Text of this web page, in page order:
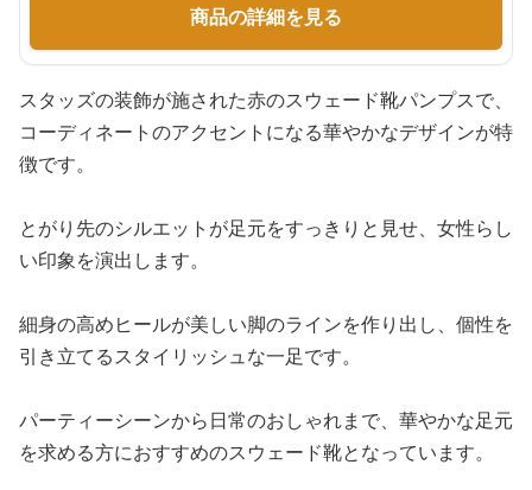
商品の詳細を見る
スタッズの装飾が施された赤のスウェード靴パンプスで、
コーディネートのアクセントになる華やかなデザインが特
徴です。
とがり先のシルエットが足元をすっきりと見せ、女性らし
い印象を演出します。
細身の高めヒールが美しい脚のラインを作り出し、個性を
引き立てるスタイリッシュな一足です。
パーティーシーンから日常のおしゃれまで、華やかな足元
を求める方におすすめのスウェード靴となっています。